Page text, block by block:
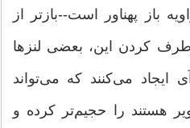
باز پهناور است--بازتر از
کردن این، بعضی لنزها
می‌کنند که می‌تواند
هستند را حجیم‌تر کرده و